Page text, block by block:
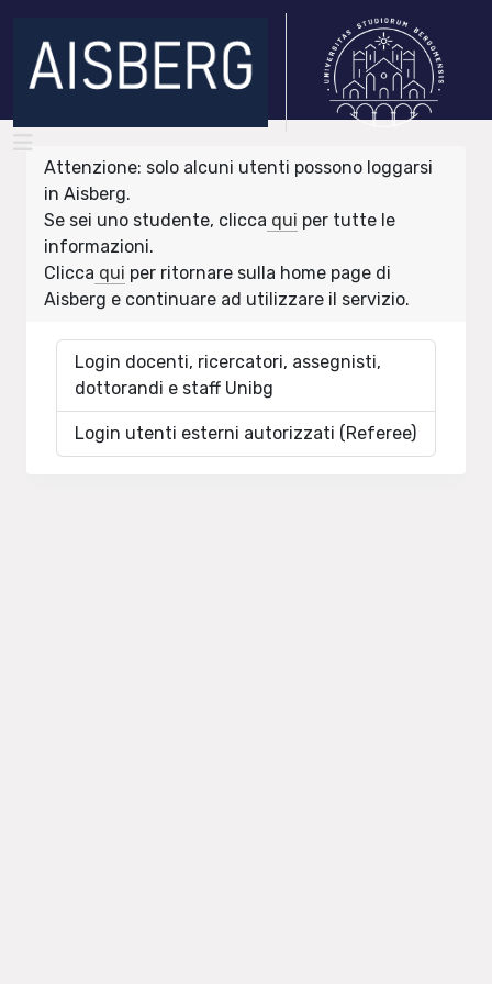
Attenzione: solo alcuni utenti possono loggarsi
in Aisberg.
Se sei uno studente, clicca qui per tutte le
informazioni.
Clicca qui per ritornare sulla home page di
Aisberg e continuare ad utilizzare il servizio.
Login docenti, ricercatori, assegnisti,
dottorandi e staff Unibg
Login utenti esterni autorizzati (Referee)